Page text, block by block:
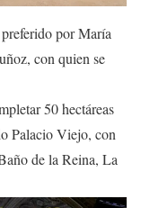
por María
con quien se
50 hectáreas
Palacio Viejo, con
de la Reina, La